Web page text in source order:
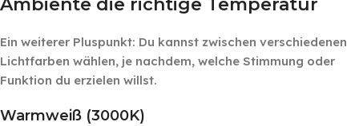
Ambiente die richtige Temperatur
Ein weiterer Pluspunkt: Du kannst zwischen verschiedenen
Lichtfarben wählen, je nachdem, welche Stimmung oder
Funktion du erzielen willst.
Warmweiß (3000K)